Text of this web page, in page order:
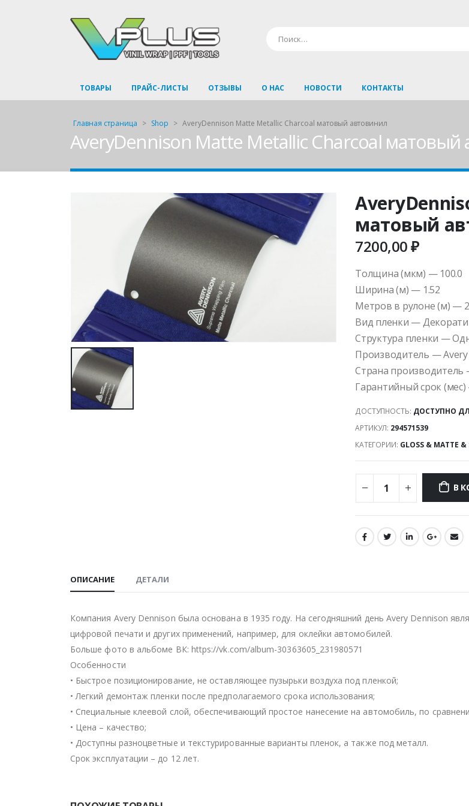
ТОВАРЫ ПРАЙС-ЛИСТЫ ОТЗЫВЫ О НАС НОВОСТИ КОНТАКТЫ
Главная страница > Shop > AveryDennison Matte Metallic Charcoal матовый автовинил
AveryDennison Matte Metallic Charcoal матовый
матовый
7200,00₽
Толщина (мкм) — 100.0
Ширина (м) — 1.52
Метров в рулоне (м) —
Вид пленки —
Структура пленки —
Производитель —
Страна
Гарантийный срок
ДОСТУПНОСТЬ: ДОСТУПНО
АРТИКУЛ: 294571539
КАТЕГОРИИ: GLOSS & MATTE &
В
ОПИСАНИЕ ДЕТАЛИ
Компания Avery Dennison была основана в 1935 году. На сегодняшний день Avery Dennison
цифровой печати и других применений, например, для оклейки автомобилей.
Больше фото в альбоме ВК: https://vk.com/album-30363605_231980571
Особенности
• Быстрое позиционирование, не оставляющее пузырьки воздуха под пленкой;
• Легкий демонтаж пленки после предполагаемого срока использования;
• Специальные клеевой слой, обеспечивающий простое нанесение на автомобиль, по
• Цена – качество;
• Доступны разноцветные и текстурированные варианты пленок, а также под металл.
Срок эксплуатации – до 12 лет.